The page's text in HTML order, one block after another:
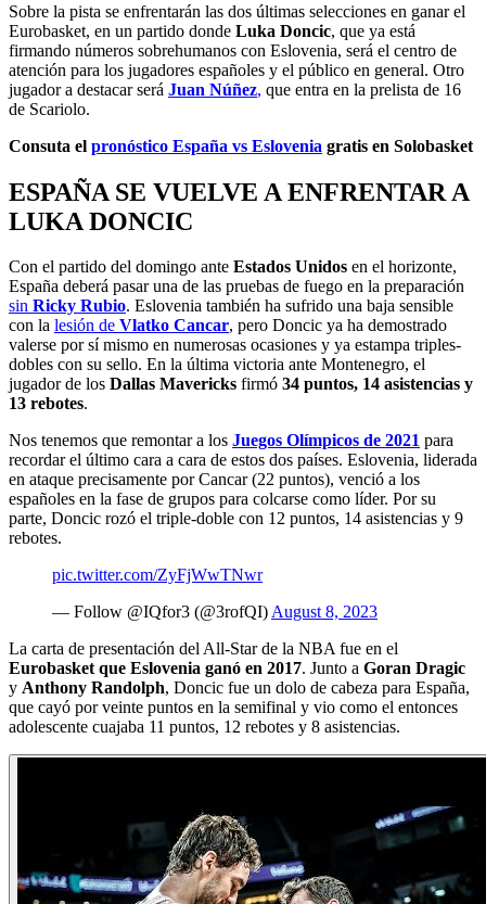
Sobre la pista se enfrentarán las dos últimas selecciones en ganar el
Eurobasket, en un partido donde Luka Doncic, que ya está
firmando números sobrehumanos con Eslovenia, será el centro de
atención para los jugadores españoles y el público en general. Otro
jugador a destacar será Juan Núñez, que entra en la prelista de 16
de Scariolo.
Consuta el pronóstico España vs Eslovenia gratis en Solobasket
ESPAÑA SE VUELVE A ENFRENTAR A
LUKA DONCIC
Con el partido del domingo ante Estados Unidos en el horizonte,
España deberá pasar una de las pruebas de fuego en la preparación
sin Ricky Rubio. Eslovenia también ha sufrido una baja sensible
con la lesión de Vlatko Cancar, pero Doncic ya ha demostrado
valerse por sí mismo en numerosas ocasiones y ya estampa triples-
dobles con su sello. En la última victoria ante Montenegro, el
jugador de los Dallas Mavericks firmó 34 puntos, 14 asistencias y
13 rebotes.
Nos tenemos que remontar a los Juegos Olímpicos de 2021 para
recordar el último cara a cara de estos dos países. Eslovenia, liderada
en ataque precisamente por Cancar (22 puntos), venció a los
españoles en la fase de grupos para colcarse como líder. Por su
parte, Doncic rozó el triple-doble con 12 puntos, 14 asistencias y 9
rebotes.
pic.twitter.com/ZyFjWwTNwr
— Follow @IQfor3 (@3rofQI)August 8, 2023
La carta de presentación del All-Star de la NBA fue en el
Eurobasket que Eslovenia ganó en 2017. Junto a Goran Dragic
y Anthony Randolph, Doncic fue un dolo de cabeza para España,
que cayó por veinte puntos en la semifinal y vio como el entonces
adolescente cuajaba 11 puntos, 12 rebotes y 8 asistencias.